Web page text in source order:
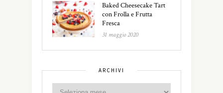
Baked Cheesecake Tart
con Frolla e Frutta
Fresca
31 maggio 2020
ARCHIVI